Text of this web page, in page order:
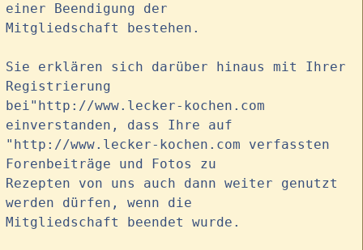
einer Beendigung der
Mitgliedschaft bestehen.
Sie erklären sich darüber hinaus mit Ihrer
Registrierung
bei"http://www.lecker-kochen.com
einverstanden, dass Ihre auf
"http://www.lecker-kochen.com verfassten
Forenbeiträge und Fotos zu
Rezepten von uns auch dann weiter genutzt
werden dürfen, wenn die
Mitgliedschaft beendet wurde.